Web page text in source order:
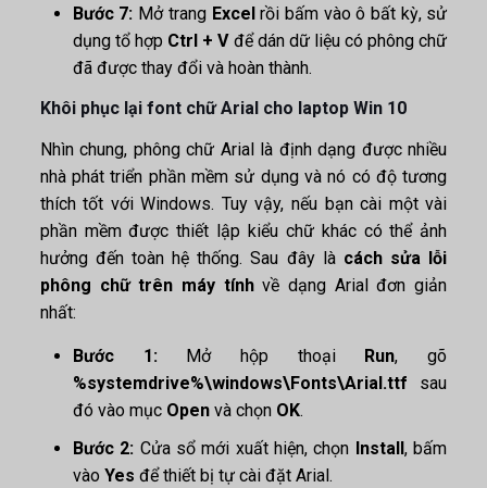
Bước 7: Mở trang Excelrồi bấm vào ô bất kỳ, sử
dụng tổ hợp Ctrl + Vđể dán dữ liệu có phông chữ
đã được thay đổi và hoàn thành.
Khôi phục lại font chữ Arial cho laptop Win 10
Nhìn chung, phông chữ Arial là định dạng được nhiều
nhà phát triển phần mềm sử dụng và nó có độ tương
thích tốt với Windows. Tuy vậy, nếu bạn cài một vài
phần mềm được thiết lập kiểu chữ khác có thể ảnh
hưởng đến toàn hệ thống. Sau đây là cách sửa lỗi
phông chữ trên máy tínhvề dạng Arial đơn giản
nhất:
Bước 1: Mở hộp thoại Run, gõ
%systemdrive%\windows\Fonts\Arial.ttf sau
đó vào mục Open và chọn OK.
Bước 2: Cửa sổ mới xuất hiện, chọn Install , bấm
vào Yes để thiết bị tự cài đặt Arial.